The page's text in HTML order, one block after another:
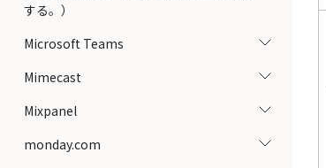
する。）
Microsoft Teams
Mimecast
Mixpanel
monday.com